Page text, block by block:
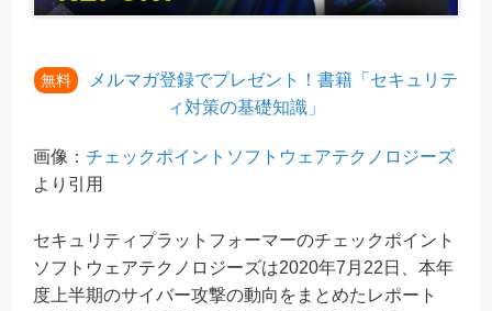
無料
メルマガ登録でプレゼント！書籍「セキュリテ
ィ対策の基礎知識」
画像： チェックポイントソフトウェアテクノロジーズ
より引用
セキュリティプラットフォーマーのチェックポイント
ソフトウェアテクノロジーズは2020年7月22日、本年
度上半期のサイバー攻撃の動向をまとめたレポート